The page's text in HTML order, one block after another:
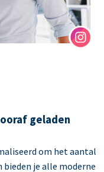
geladen
om het aantal
je alle moderne